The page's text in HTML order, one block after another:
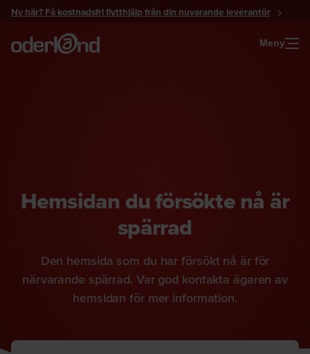
Gå
innehåll
Ny här? Få kostnadsfri flytthjälp från din nuvarande leverantör
Meny
Hemsidan du försökte nå är
spärrad
Den hemsida som du har försökt nå är för
närvarande spärrad. Var god kontakta ägaren av
hemsidan för mer information.